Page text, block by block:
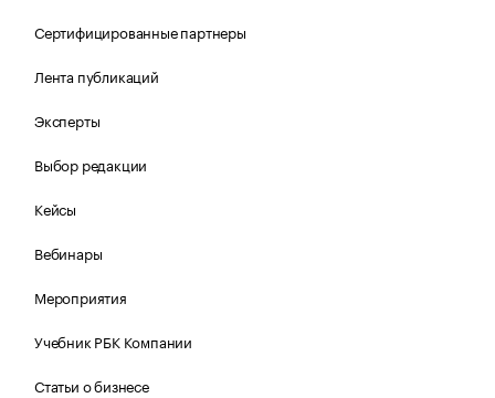
Сертифицированные партнеры
Лента публикаций
Эксперты
Выбор редакции
Кейсы
Вебинары
Мероприятия
Учебник РБК Компании
Статьи о бизнесе